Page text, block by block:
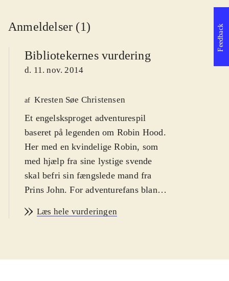
Anmeldelser (1)
Bibliotekernes vurdering
d. 11. nov. 2014
af Kresten Søe Christensen
Et engelsksproget adventurespil
baseret på legenden om Robin Hood.
Her med en kvindelige Robin, som
med hjælp fra sine lystige svende
skal befri sin fængslede mand fra
Prins John. For adventurefans blandt
sig eller som familiespil.
anvende og kombinere en række
Læs hele vurderingen
Feedback